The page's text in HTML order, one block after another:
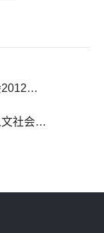
中国会计学会财务成本分会2012年年会暨第25次理论研讨会
关于转发《第六届吴玉章人文社会科学奖评奖公告》的通知